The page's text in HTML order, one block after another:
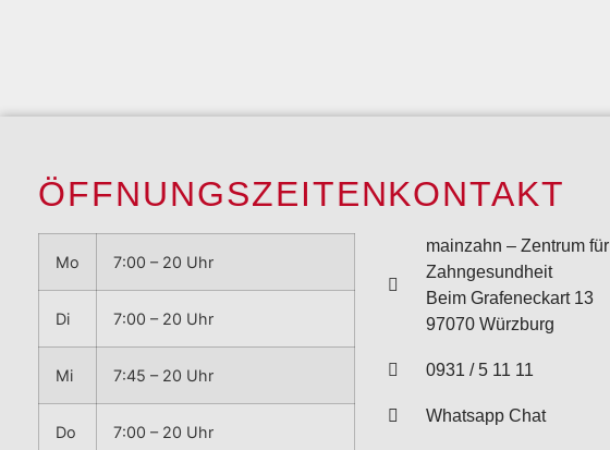
ÖFFNUNGSZEITEN
Mo 7:00 – 20 Uhr
Di 7:00 – 20 Uhr
Mi 7:45 – 20 Uhr
Do 7:00 – 20 Uhr
KONTAKT
mainzahn – Zentrum für
Zahngesundheit
Beim Grafeneckart 13
97070 Würzburg
0931 / 5 11 11
Whatsapp Chat